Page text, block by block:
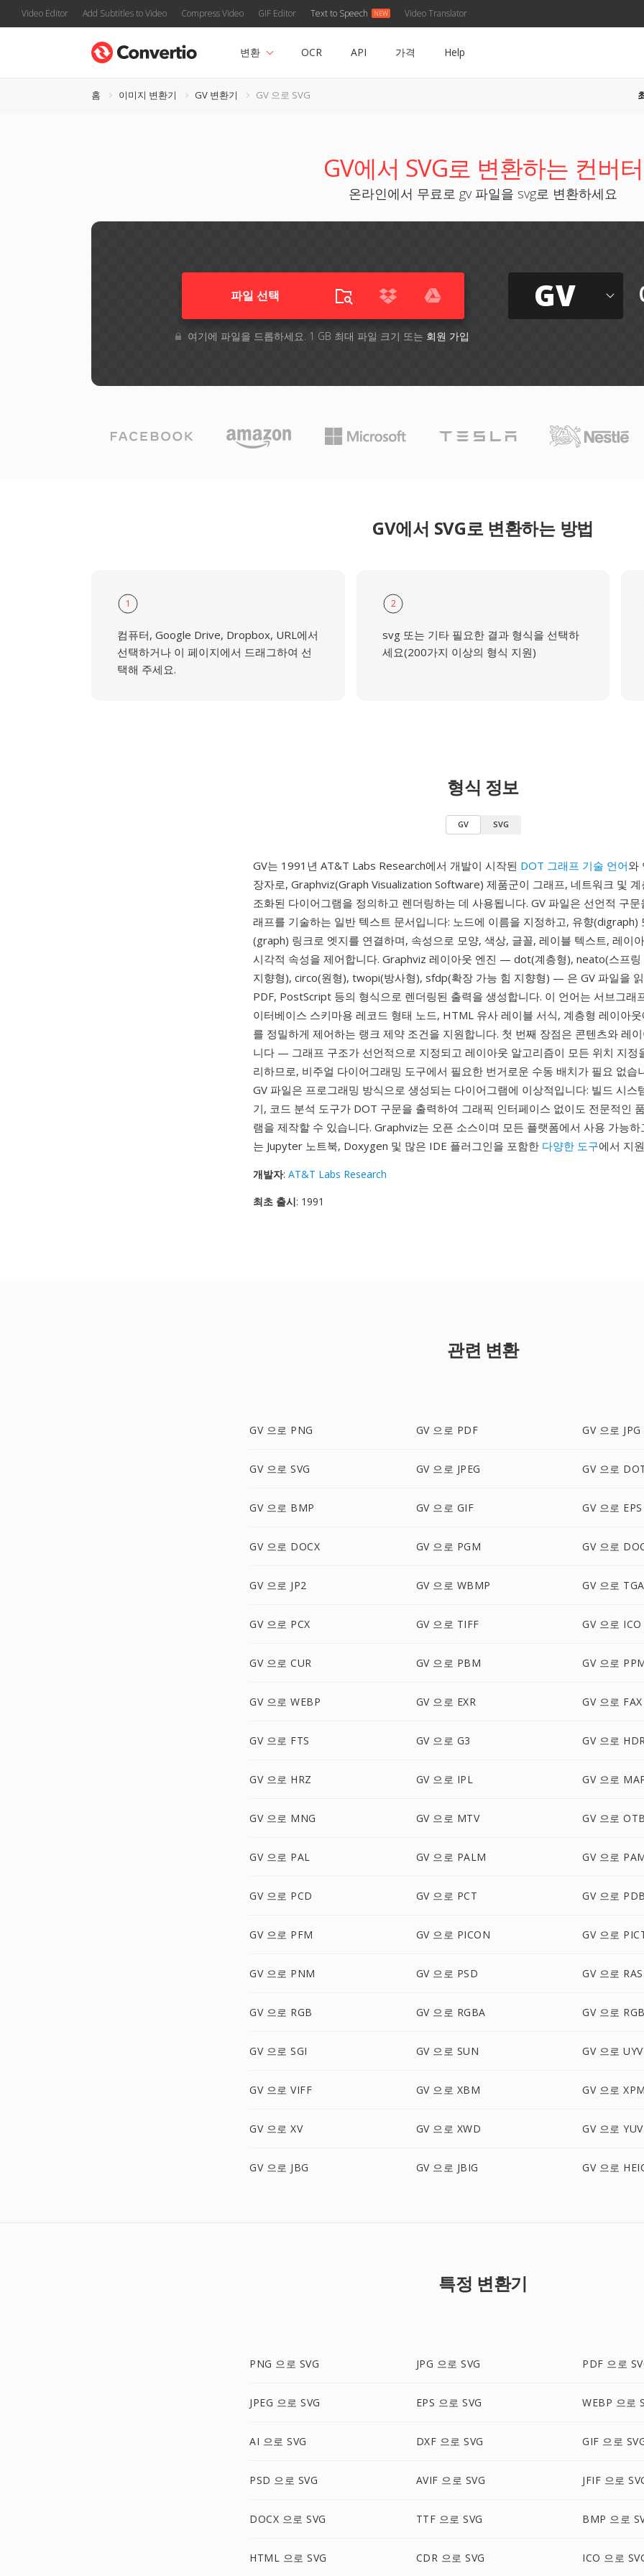
Video Editor Add Subtitles to Video Compress Video GIF Editor Text to Speech Video Translator
변환 OCR API 가격 Help
홈 이미지 변환기 GV 변환기 GV 으로 SVG
GV에서 SVG로 변환하는 컨버터
온라인에서 무료로 gv 파일을 svg로 변환하세요
파일 선택
여기에 파일을 드롭하세요. 1 GB 최대 파일 크기 또는 회원 가입
GV
GV에서 SVG로 변환하는 방법
1
컴퓨터, Google Drive, Dropbox, URL에서
선택하거나 이 페이지에서 드래그하여 선
택해 주세요.
2
svg 또는 기타 필요한 결과 형식을 선택하
세요(200가지 이상의 형식 지원)
형식 정보
GV SVG
GV는 1991년 AT&T Labs Research에서 개발이 시작된 DOT 그래프 기술 언어와
장자로, Graphviz(Graph Visualization Software) 제품군이 그래프, 네트워크 및 계
조화된 다이어그램을 정의하고 렌더링하는 데 사용됩니다. GV 파일은 선언적 구
래프를 기술하는 일반 텍스트 문서입니다: 노드에 이름을 지정하고, 유향(digraph)
(graph) 링크로 엣지를 연결하며, 속성으로 모양, 색상, 글꼴, 레이블 텍스트, 레이
시각적 속성을 제어합니다. Graphviz 레이아웃 엔진 — dot(계층형), neato(스프링
지향형), circo(원형), twopi(방사형), sfdp(확장 가능 힘 지향형) — 은 GV 파일을 읽
PDF, PostScript 등의 형식으로 렌더링된 출력을 생성합니다. 이 언어는 서브그래
이터베이스 스키마용 레코드 형태 노드, HTML 유사 레이블 서식, 계층형 레이아
를 정밀하게 제어하는 랭크 제약 조건을 지원합니다. 첫 번째 장점은 콘텐츠와 레
니다 — 그래프 구조가 선언적으로 지정되고 레이아웃 알고리즘이 모든 위치 지정
리하므로, 비주얼 다이어그래밍 도구에서 필요한 번거로운 수동 배치가 필요 없습
GV 파일은 프로그래밍 방식으로 생성되는 다이어그램에 이상적입니다: 빌드 시스
기, 코드 분석 도구가 DOT 구문을 출력하여 그래픽 인터페이스 없이도 전문적인
램을 제작할 수 있습니다. Graphviz는 오픈 소스이며 모든 플랫폼에서 사용 가능하
는 Jupyter 노트북, Doxygen 및 많은 IDE 플러그인을 포함한 다양한 도구에서 지
개발자: AT&T Labs Research
최초 출시: 1991
관련 변환
GV 으로 PNG GV 으로 PDF GV 으로 JPG
GV 으로 SVG GV 으로 JPEG GV 으로
GV 으로 BMP GV 으로 GIF GV 으로 EPS
GV 으로 DOCX GV 으로 PGM GV 으로
GV 으로 JP2 GV 으로 WBMP GV 으로 TGA
GV 으로 PCX GV 으로 TIFF GV 으로 ICO
GV 으로 CUR GV 으로 PBM GV 으로
GV 으로 WEBP GV 으로 EXR GV 으로 FAX
GV 으로 FTS GV 으로 G3 GV 으로
GV 으로 HRZ GV 으로 IPL GV 으로
GV 으로 MNG GV 으로 MTV GV 으로 OTB
GV 으로 PAL GV 으로 PALM GV 으로
GV 으로 PCD GV 으로 PCT GV 으로 PDB
GV 으로 PFM GV 으로 PICON GV 으로
GV 으로 PNM GV 으로 PSD GV 으로 RAS
GV 으로 RGB GV 으로 RGBA GV 으로
GV 으로 SGI GV 으로 SUN GV 으로
GV 으로 VIFF GV 으로 XBM GV 으로 XPM
GV 으로 XV GV 으로 XWD GV 으로 YUV
GV 으로 JBG GV 으로 JBIG GV 으로
특정 변환기
PNG 으로 SVG JPG 으로 SVG PDF 으로
JPEG 으로 SVG EPS 으로 SVG WEBP 으로
AI 으로 SVG DXF 으로 SVG GIF 으로
PSD 으로 SVG AVIF 으로 SVG JFIF 으로
DOCX 으로 SVG TTF 으로 SVG BMP 으로
HTML 으로 SVG CDR 으로 SVG ICO 으로